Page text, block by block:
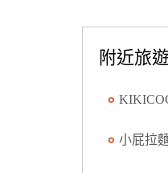
附近旅
小屁拉